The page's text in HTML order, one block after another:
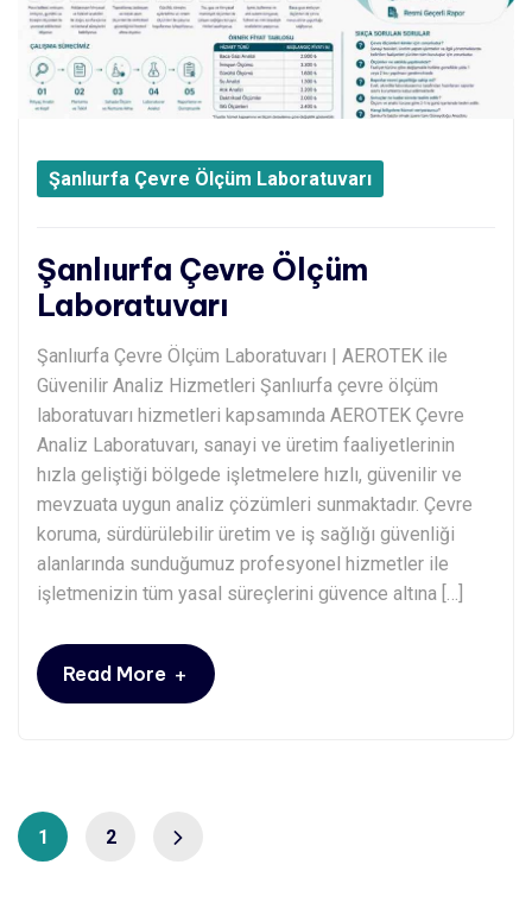
Şanlıurfa Çevre Ölçüm Laboratuvarı
Şanlıurfa Çevre Ölçüm
Laboratuvarı
Şanlıurfa Çevre Ölçüm Laboratuvarı | AEROTEK ile
Güvenilir Analiz Hizmetleri Şanlıurfa çevre ölçüm
laboratuvarı hizmetleri kapsamında AEROTEK Çevre
Analiz Laboratuvarı, sanayi ve üretim faaliyetlerinin
hızla geliştiği bölgede işletmelere hızlı, güvenilir ve
mevzuata uygun analiz çözümleri sunmaktadır. Çevre
koruma, sürdürülebilir üretim ve iş sağlığı güvenliği
alanlarında sunduğumuz profesyonel hizmetler ile
işletmenizin tüm yasal süreçlerini güvence altına […]
Read More +
1 2